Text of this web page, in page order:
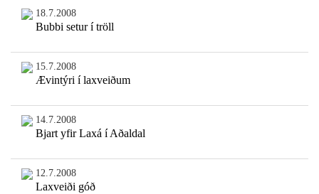
18.7.2008
Bubbi setur í tröll
15.7.2008
Ævintýri í laxveiðum
14.7.2008
Bjart yfir Laxá í Aðaldal
12.7.2008
Laxveiði góð